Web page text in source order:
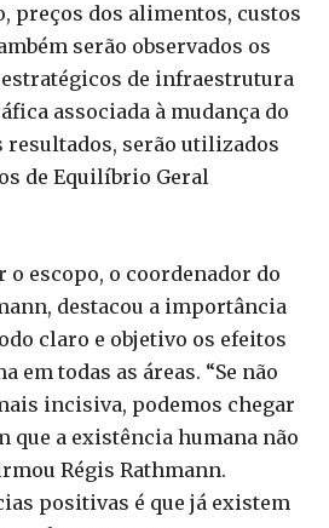
preços dos alimentos, custos
serão observados os
de infraestrutura
associada à mudança do
resultados, serão utilizados
de Equilíbrio Geral
o escopo, o coordenador do
destacou a importância
claro e objetivo os efeitos
em todas as áreas. “Se não
incisiva, podemos chegar
que a existência humana não
Régis Rathmann.
positivas é que já existem